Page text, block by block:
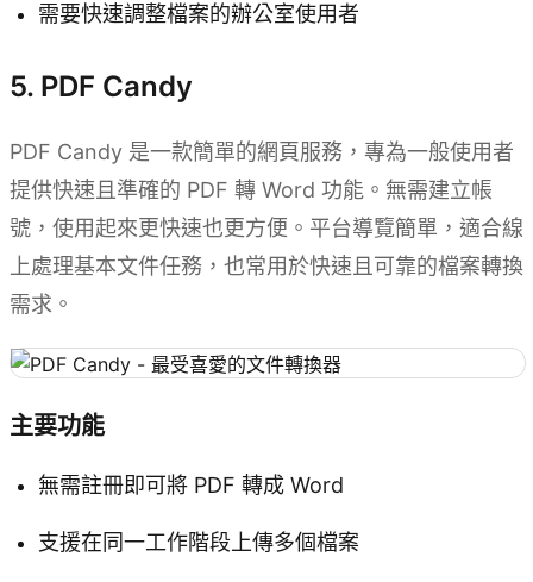
需要快速調整檔案的辦公室使用者
5. PDF Candy
PDF Candy 是一款簡單的網頁服務，專為一般使用者
提供快速且準確的 PDF 轉 Word 功能。無需建立帳
號，使用起來更快速也更方便。平台導覽簡單，適合線
上處理基本文件任務，也常用於快速且可靠的檔案轉換
需求。
主要功能
無需註冊即可將 PDF 轉成 Word
支援在同一工作階段上傳多個檔案